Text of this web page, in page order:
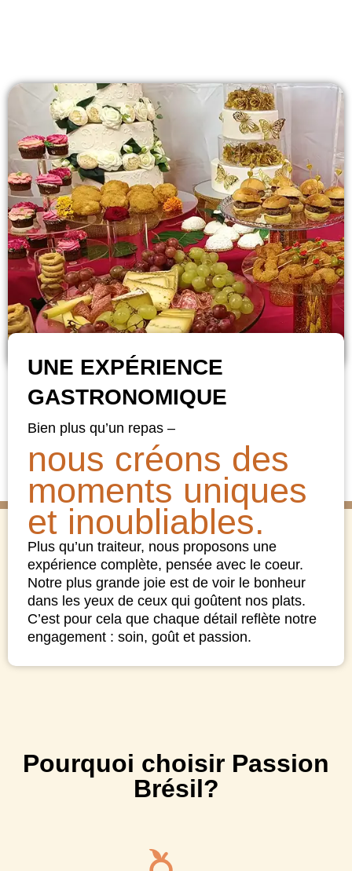
UNE EXPÉRIENCE
GASTRONOMIQUE
Bien plus qu’un repas –
nous créons des
moments uniques
et inoubliables.
Plus qu’un traiteur, nous proposons une
expérience complète, pensée avec le coeur.
Notre plus grande joie est de voir le bonheur
dans les yeux de ceux qui goûtent nos plats.
C’est pour cela que chaque détail reflète notre
engagement : soin, goût et passion.
Pourquoi choisir Passion
Brésil?